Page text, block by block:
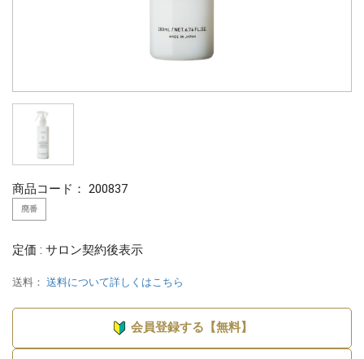
商品コード： 200837
廃番
定価 : サロン契約後表示
送料： 送料について詳しくはこちら
会員登録する【無料】